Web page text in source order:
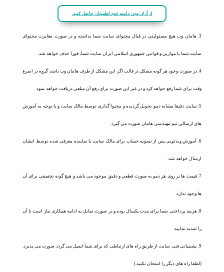
از آزاد بودن دامنه خود اطمینان حاصل کنید.
هامان وب هیچ مسئولیتی در قبال محتوای سایت شما نداشته و در صورت مغایرت محتوای
شما با موازین و قوانین جمهوری اسلامی ایران سایت شما، فورا حذف خواهد شد.
در صورت وجود هر گونه مشکل در قالب اگر این مشکل از طرف هامان وب باشد گروه در اسرع
برای شما رفع خواهد کرد و در غیر این صورت برای رفع آن مبلغی دریافت خواهد نمود.
سایت دقیقا مشابه دمو تحویل گردیده و محتوا گذاری توسط مالک سایت و با توجه به آموزش
ارسالی تیم مهندسی هامان صورت می گیرد.
آموزش ویدئویی پس از تسویه حساب برای مالک سایت یا نماینده معرفی شده توسط ایشان
خواهد شد.
قیمت ها بر روی هر دمو به صورت قطعی و دقیق موجود می باشد و هیچ گونه تخفیفی برای آن
هزینه پرداختی شما برای مدت یکسال بوده و در صورت تمایل به ادامه همکاری نیاز است تا آن
تمدید نمایید.
پشتیبانی فنی سایت از طریق راه های ارتباطی که برای شما ایمیل می گردد صورت می پذیرد.
راه های دیگر را امتحان نکنید.)